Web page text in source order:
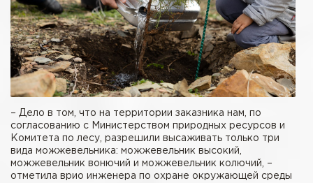
– Дело в том, что на территории заказника нам, по
согласованию с Министерством природных ресурсов и
Комитета по лесу, разрешили высаживать только три
вида можжевельника: можжевельник высокий,
можжевельник вонючий и можжевельник колючий, –
отметила врио инженера по охране окружающей среды